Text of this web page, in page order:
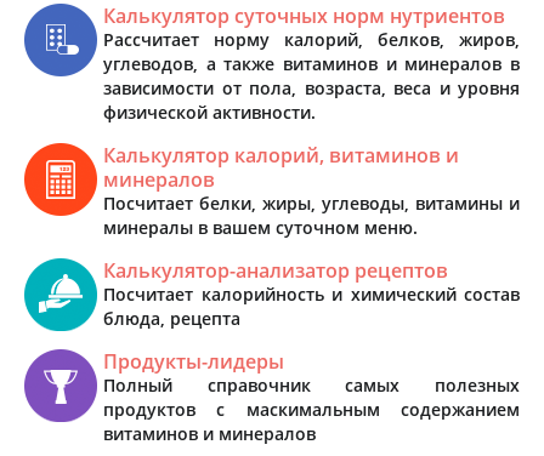
Калькулятор суточных норм нутриентов
Рассчитает норму калорий, белков, жиров,
углеводов, а также витаминов и минералов в
зависимости от пола, возраста, веса и уровня
физической активности.
Калькулятор калорий, витаминов и
минералов
Посчитает белки, жиры, углеводы, витамины и
минералы в вашем суточном меню.
Калькулятор-анализатор рецептов
Посчитает калорийность и химический состав
блюда, рецепта
Продукты-лидеры
Полный справочник самых полезных
продуктов с маскимальным содержанием
витаминов и минералов